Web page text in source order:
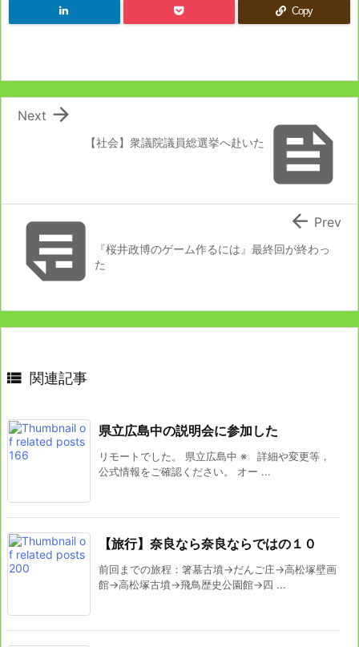
Copy

【社会】衆議院議員総選挙へ赴いた

Next
 『桜井政博のゲーム作るには』最終回が終わっ
た
 Prev
 関連記事
県立広島中の説明会に参加した
リモートでした。 県立広島中 ※ 詳細や変更等，
公式情報をご確認ください。 オー ...
【旅行】奈良なら奈良ならではの１０
前回までの旅程：箸墓古墳→だんご庄→高松塚壁画
館→高松塚古墳→飛鳥歴史公園館→四 ...